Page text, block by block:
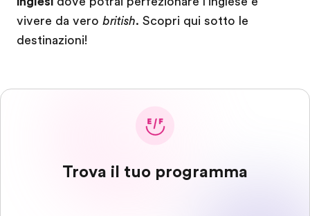
vivere da vero british. Scopri qui sotto le
destinazioni!
Trova il tuo programma